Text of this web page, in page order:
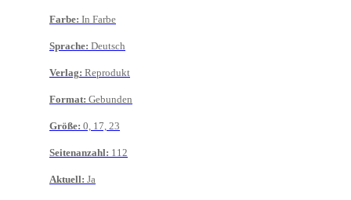
Farbe: In Farbe
Sprache: Deutsch
Verlag: Reprodukt
Format: Gebunden
Größe: 0, 17, 23
Seitenanzahl: 112
Aktuell: Ja